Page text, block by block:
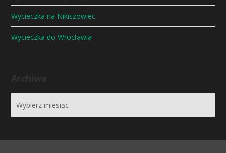
Wycieczka na Nikiszowiec
Wycieczka do Wrocławia